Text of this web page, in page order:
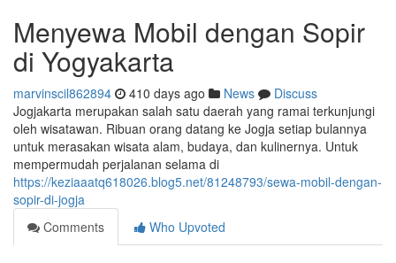
Menyewa Mobil dengan Sopir
di Yogyakarta
marvinscil862894 410 days ago News
Discuss
Jogjakarta merupakan salah satu daerah yang ramai terkunjungi
oleh wisatawan. Ribuan orang datang ke Jogja setiap bulannya
untuk merasakan wisata alam, budaya, dan kulinernya. Untuk
mempermudah perjalanan selama di
https://keziaaatq618026.blog5.net/81248793/sewa-mobil-dengan-
sopir-di-jogja
Comments
Who Upvoted